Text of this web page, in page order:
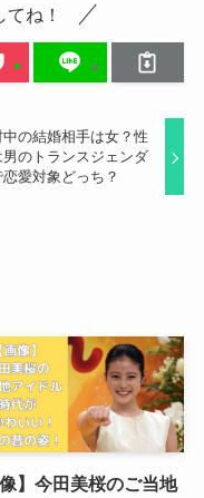
ね！
中の結婚相手は女？性
男のトランスジェンダ
恋愛対象どっち？
像】今田美桜のご当地